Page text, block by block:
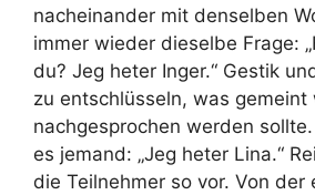
nacheinander mit denselben
immer wieder dieselbe Frage:
du? Jeg heter Inger.“ Gestik
zu entschlüsseln, was gemeint
nachgesprochen werden
es jemand: „Jeg heter Lina.“
die Teilnehmer so vor. Von der